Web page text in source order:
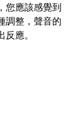
您應該感覺到
調整，聲音的
應。